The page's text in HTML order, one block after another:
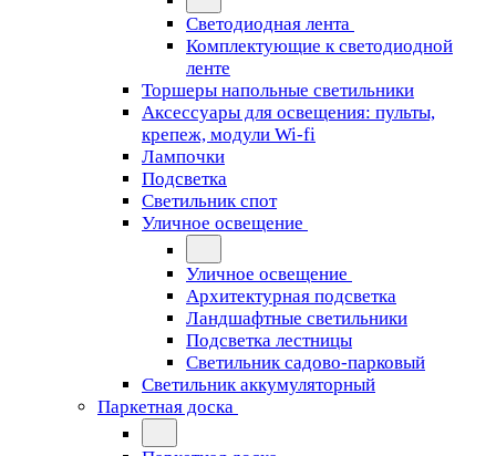
Светодиодная лента
Комплектующие к светодиодной
ленте
Торшеры напольные светильники
Аксессуары для освещения: пульты,
крепеж, модули Wi-fi
Лампочки
Подсветка
Светильник спот
Уличное освещение
Уличное освещение
Архитектурная подсветка
Ландшафтные светильники
Подсветка лестницы
Светильник садово-парковый
Светильник аккумуляторный
Паркетная доска